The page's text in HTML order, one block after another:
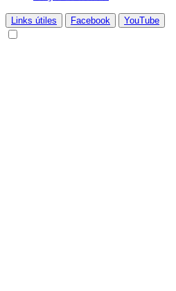
Links útiles Facebook YouTube